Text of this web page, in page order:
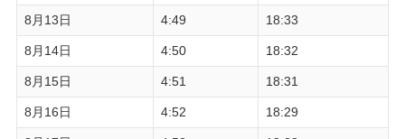
8月13日 4:49 18:33
8月14日 4:50 18:32
8月15日 4:51 18:31
8月16日 4:52 18:29